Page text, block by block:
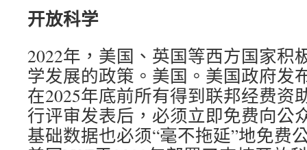
开放科学
2022年，美国、英国等西方国家积
学发展的政策。美国。美国政府发
在2025年底前所有得到联邦经费资
行评审发表后，必须立即免费向公
基础数据也必须“毫不拖延”地免费